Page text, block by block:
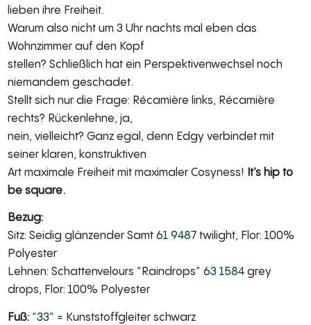
lieben ihre Freiheit.
Warum also nicht um 3 Uhr nachts mal eben das
Wohnzimmer auf den Kopf
stellen? Schließlich hat ein Perspektivenwechsel noch
niemandem geschadet.
Stellt sich nur die Frage: Récamière links, Récamière
rechts? Rückenlehne, ja,
nein, vielleicht? Ganz egal, denn Edgy verbindet mit
seiner klaren, konstruktiven
Art maximale Freiheit mit maximaler Cosyness! It’s hip to
be square.
Bezug:
Sitz: Seidig glänzender Samt61 9487twilight, Flor: 100%
Polyester
Lehnen: Schattenvelours “Raindrops”63 1584grey
drops, Flor: 100% Polyester
Fuß: “33” = Kunststoffgleiter schwarz